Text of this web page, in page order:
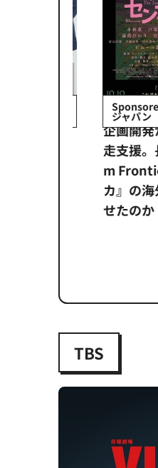
Sponsored
ジャパン
企画開発
走支援。
m Frontier
カ』の海
せたのか
TBS